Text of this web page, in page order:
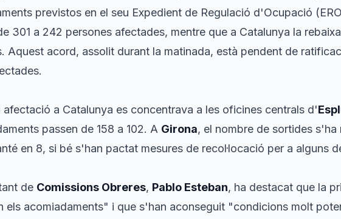
previstos en el seu Expedient de Regulació d'Ocupació
301 a 242 persones afectades, mentre que a Catalunya la rebaixa
Aquest acord, assolit durant la matinada, està pendent de
afectació a Catalunya es concentrava a les oficines centrals d'
passen de 158 a 102. A Girona, el nombre de sortides s'ha
en 8, si bé s'han pactat mesures de recol·locació per a alguns
de Comissions Obreres, Pablo Esteban, ha destacat que la
els acomiadaments" i que s'han aconseguit "condicions molt